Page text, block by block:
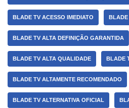
BLADE TV ACESSO IMEDIATO BLADE
BLADE TV ALTA DEFINIÇÃO GARANTIDA
BLADE TV ALTA QUALIDADE BLADE
BLADE TV ALTAMENTE RECOMENDADO
BLADE TV ALTERNATIVA OFICIAL